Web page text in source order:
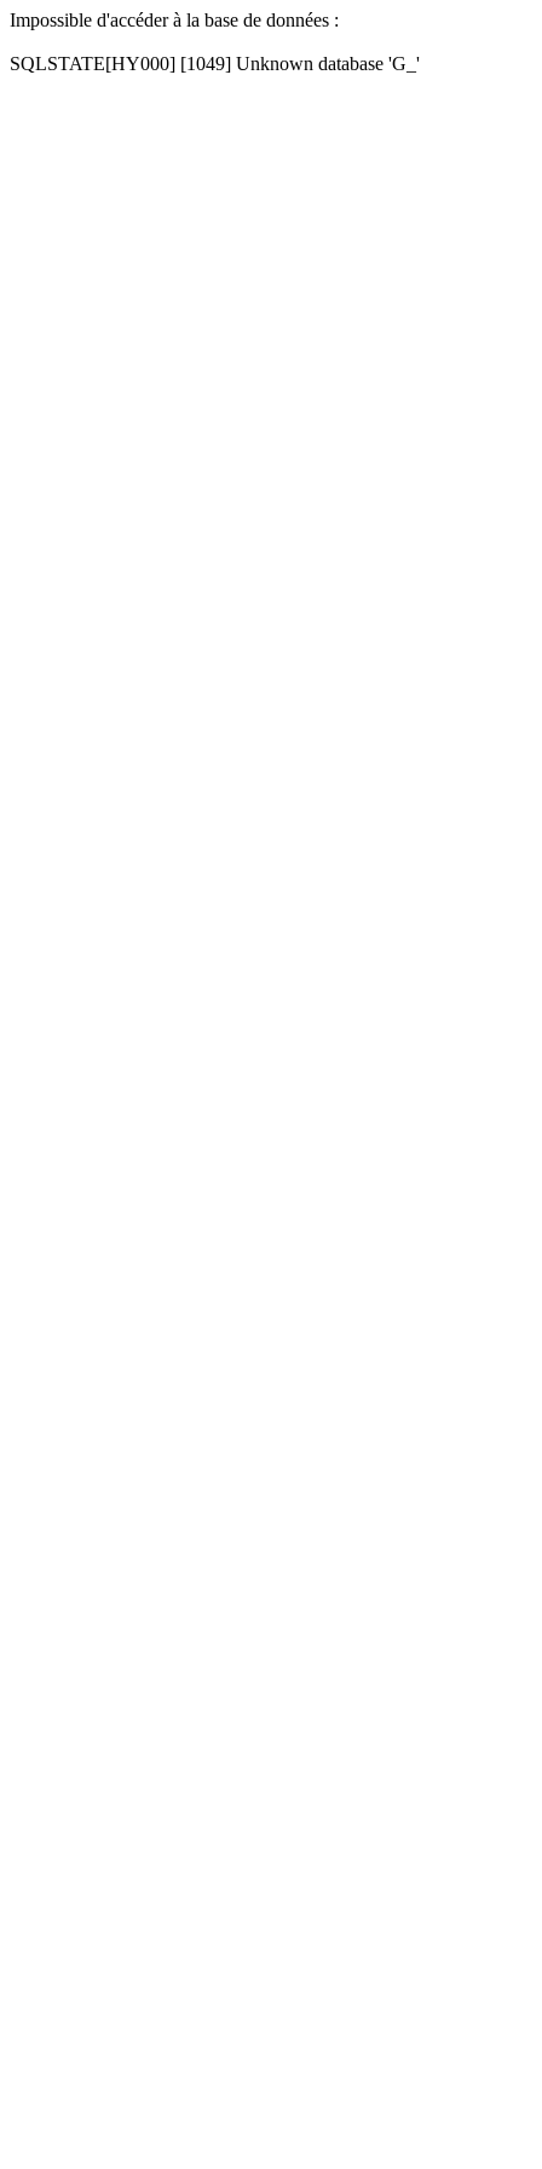
Impossible d'accéder à la base de données :
SQLSTATE[HY000] [1049] Unknown database 'G_'